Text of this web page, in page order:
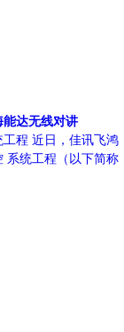
达无线对讲
工程 近日，佳讯飞鸿
系统工程（以下简称